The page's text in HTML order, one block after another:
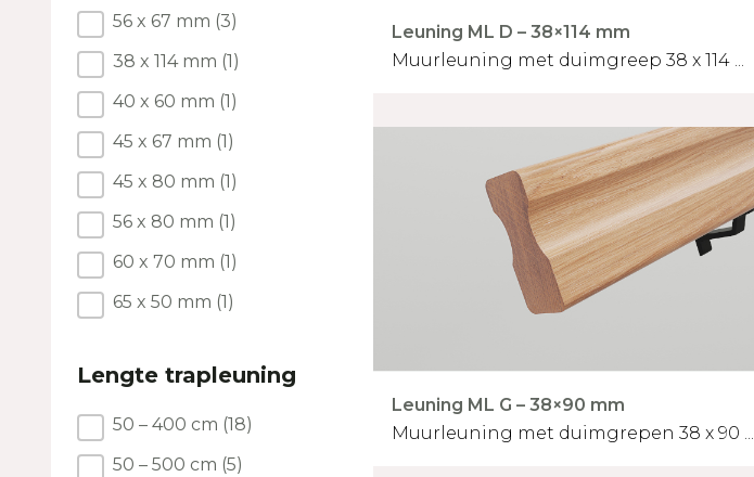
56 x 67 mm (3)
38 x 114 mm (1)
40 x 60 mm (1)
45 x 67 mm (1)
45 x 80 mm (1)
56 x 80 mm (1)
60 x 70 mm (1)
65 x 50 mm (1)
Lengte trapleuning
Lengte trapleuning
50 – 400 cm (18)
50 – 500 cm (5)
Leuning ML D – 38×114 mm
Muurleuning met duimgreep 38 x 114 ...
Leuning ML G – 38×90 mm
Muurleuning met duimgrepen 38 x 90 ...